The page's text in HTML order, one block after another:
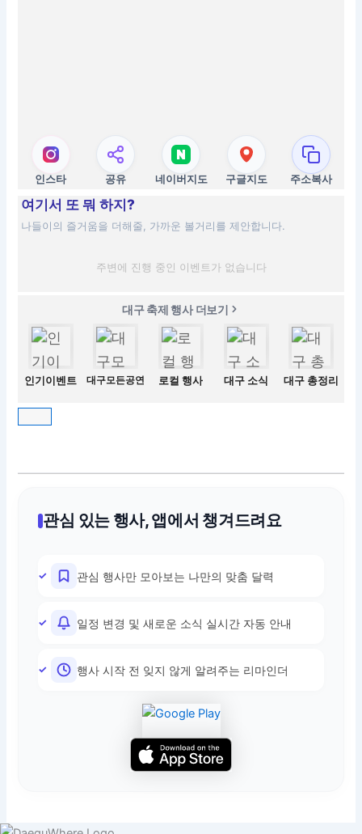
인스타 공유 네이버지도 구글지도 주소복사
여기서 또 뭐 하지?
나들이의 즐거움을 더해줄, 가까운 볼거리를 제안합니다.
주변에 진행 중인 이벤트가 없습니다
대구 축제 행사 더보기
인기이벤트 대구모든공연 로컬 행사 대구 소식 대구 총정리
관심 있는 행사, 앱에서 챙겨드려요
관심 행사만 모아보는 나만의 맞춤 달력
일정 변경 및 새로운 소식 실시간 자동 안내
행사 시작 전 잊지 않게 알려주는 리마인더